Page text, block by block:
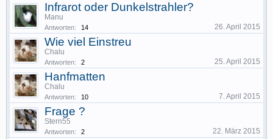
Infrarot oder Dunkelstrahler?
Manu
Antworten: 14 26. April 2015
Wie viel Einstreu
Chalu
Antworten: 2 25. April 2015
Hanfmatten
Chalu
Antworten: 10 7. April 2015
Frage ?
Stern55
Antworten: 2 22. März 2015